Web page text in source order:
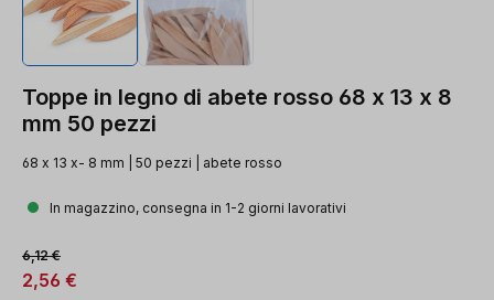
Toppe in legno di abete rosso 68 x 13 x 8
mm 50 pezzi
68 x 13 x- 8 mm | 50 pezzi | abete rosso
In magazzino, consegna in 1-2 giorni lavorativi
Prezzo di vendita:
2,56 €
Prezzo normale:
6,12 €